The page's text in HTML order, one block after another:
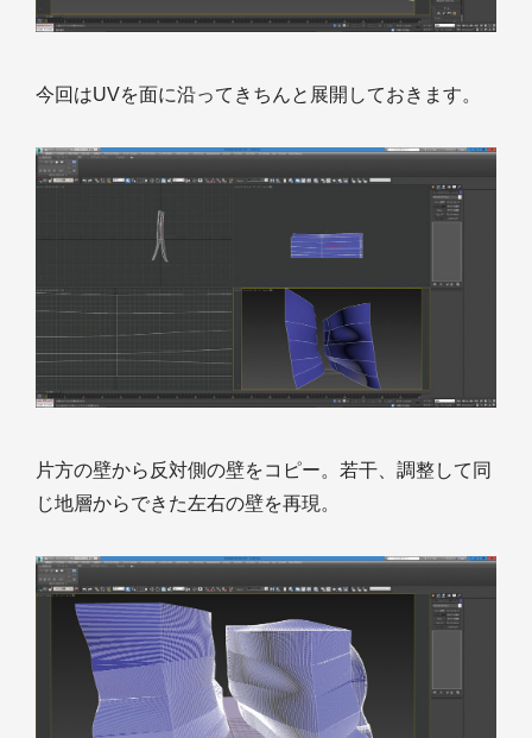
今回はUVを面に沿ってきちんと展開しておきます。
片方の壁から反対側の壁をコピー。若干、調整して同
じ地層からできた左右の壁を再現。